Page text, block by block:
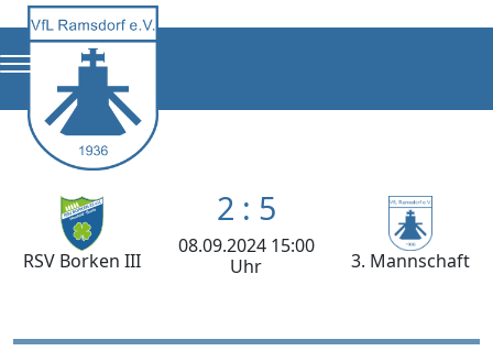
RSV Borken III
2 : 5
08.09.2024 15:00
Uhr
3. Mannschaft